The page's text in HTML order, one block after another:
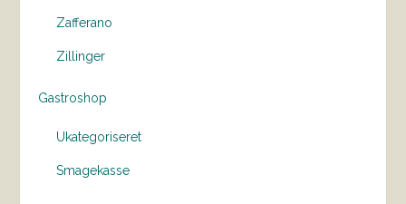
Zafferano
Zillinger
Gastroshop
Ukategoriseret
Smagekasse